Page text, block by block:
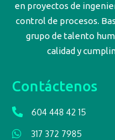
en proyectos de
control de procesos.
grupo de talento
calidad y
Contáctenos
604 448 42 15
317 372 7985